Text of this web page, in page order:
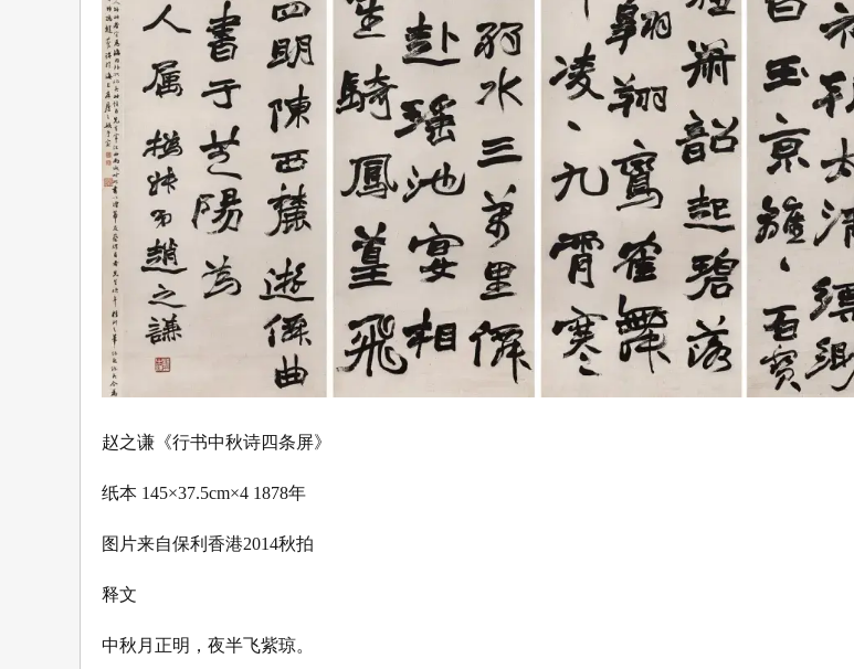
赵之谦《行书中秋诗四条屏》
纸本 145×37.5cm×4 1878年
图片来自保利香港2014秋拍
释文
中秋月正明，夜半飞紫琼。